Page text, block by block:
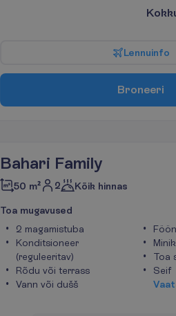
Kokk
Lennuinfo
Broneeri
Bahari Family
50 m² 2 Kõik hinnas
Toa mugavused
2 magamistuba
Konditsioneer
(reguleeritav)
Rõdu või terrass
Vann või dušš
Föön
Toa
Seif
Vaat